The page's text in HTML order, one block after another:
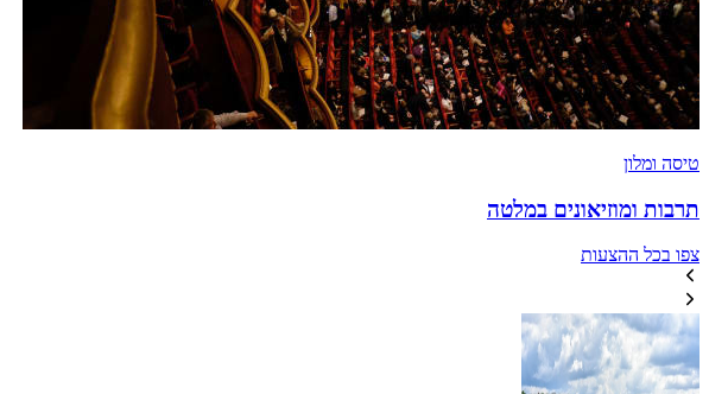
טיסה ומלון
תרבות ומוזיאונים במלטה
צפו בכל ההצעות